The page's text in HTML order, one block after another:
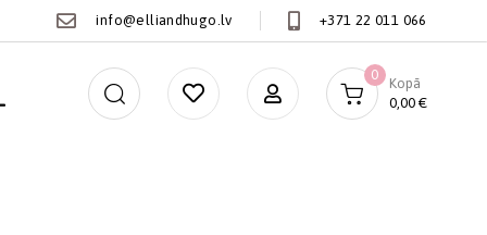
info@elliandhugo.lv +371 22 011 066
0,00 €
Kopā
0